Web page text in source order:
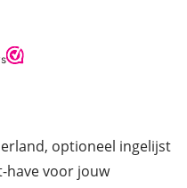
optioneel ingelijst
have voor jouw